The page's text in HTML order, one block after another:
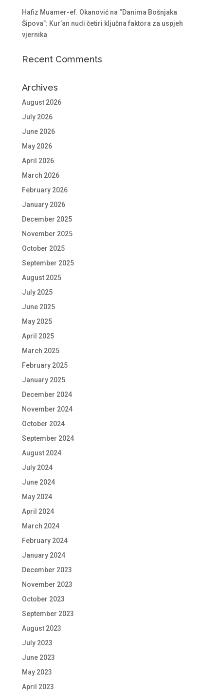
Hafiz Muamer-ef. Okanović na “Danima Bošnjaka
Šipova”: Kur’an nudi četiri ključna faktora za uspjeh
vjernika
Recent Comments
Archives
August 2026
July 2026
June 2026
May 2026
April 2026
March 2026
February 2026
January 2026
December 2025
November 2025
October 2025
September 2025
August 2025
July 2025
June 2025
May 2025
April 2025
March 2025
February 2025
January 2025
December 2024
November 2024
October 2024
September 2024
August 2024
July 2024
June 2024
May 2024
April 2024
March 2024
February 2024
January 2024
December 2023
November 2023
October 2023
September 2023
August 2023
July 2023
June 2023
May 2023
April 2023